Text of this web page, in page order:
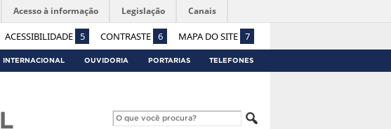
ACESSIBILIDADE 5 CONTRASTE 6 MAPA DO SITE 7
Acesso à informação Legislação Canais
INTERNACIONAL OUVIDORIA PORTARIAS TELEFONES